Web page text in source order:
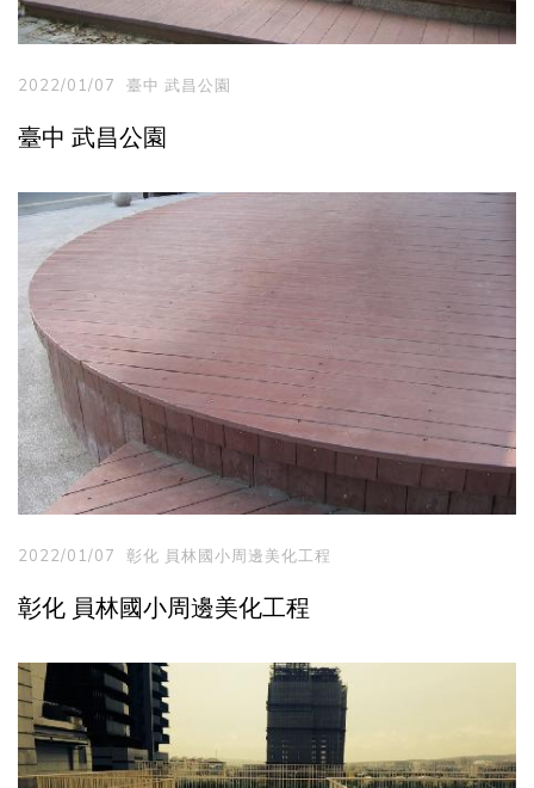
2022/01/07 臺中 武昌公園
臺中 武昌公園
2022/01/07 彰化 員林國小周邊美化工程
彰化 員林國小周邊美化工程